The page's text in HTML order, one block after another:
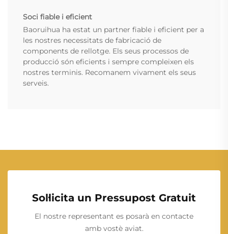
Soci fiable i eficient
Baoruihua ha estat un partner fiable i eficient per a
les nostres necessitats de fabricació de
components de rellotge. Els seus processos de
producció són eficients i sempre compleixen els
nostres terminis. Recomanem vivament els seus
serveis.
Sol·licita un Pressupost Gratuit
El nostre representant es posarà en contacte
amb vostè aviat.